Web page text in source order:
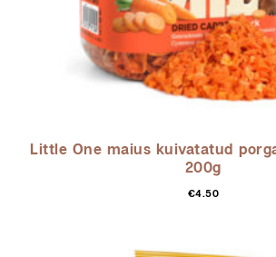
Little One maius kuivatatud
200g
€4.50